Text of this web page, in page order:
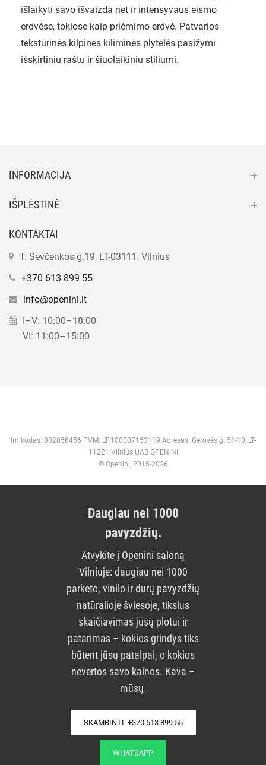
išlaikyti savo išvaizda net ir intensyvaus eismo
erdvėse, tokiose kaip priėmimo erdvė. Patvarios
tekstūrinės kilpinės kiliminės plytelės pasižymi
išskirtiniu raštu ir šiuolaikiniu stiliumi.
INFORMACIJA
IŠPLĖSTINĖ
KONTAKTAI
T. Ševčenkos g.19, LT-03111, Vilnius
+370 613 899 55
info@openini.lt
I–V: 10:00–18:00
VI: 11:00–15:00
Im.kodas: 302858456 PVM: LT 100007153119 Adresas: Gerovės g. 51-10, LT-
11221 Vilnius UAB OPENINI
© Openini, 2015-2026
Daugiau nei 1000
pavyzdžių.
Atvykite į Openini saloną
Vilniuje: daugiau nei 1000
parketo, vinilo ir durų pavyzdžių
natūralioje šviesoje, tikslus
skaičiavimas jūsų plotui ir
patarimas – kokios grindys tiks
būtent jūsų patalpai, o kokios
nevertos savo kainos. Kava –
mūsų.
SKAMBINTI: +370 613 899 55
WHATSAPP